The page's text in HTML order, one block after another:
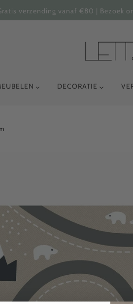
verzending vanaf €80 | Bezoek
DECORATIE